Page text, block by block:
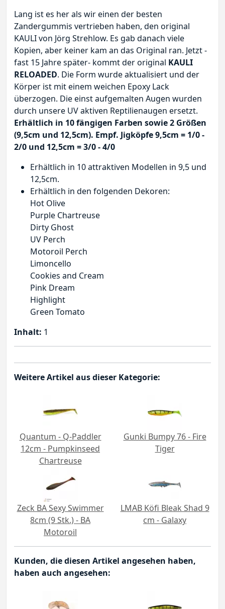
Lang ist es her als wir einen der besten
Zandergummis vertrieben haben, den original
KAULI von Jörg Strehlow. Es gab danach viele
Kopien, aber keiner kam an das Original ran. Jetzt -
fast 15 Jahre später- kommt der original KAULI
RELOADED. Die Form wurde aktualisiert und der
Körper ist mit einem weichen Epoxy Lack
überzogen. Die einst aufgemalten Augen wurden
durch unsere UV aktiven Reptilienaugen ersetzt.
Erhältlich in 10 fängigen Farben sowie 2 Größen
(9,5cm und 12,5cm). Empf. Jigköpfe 9,5cm = 1/0 -
2/0 und 12,5cm = 3/0 - 4/0
Erhältlich in 10 attraktiven Modellen in 9,5 und
12,5cm.
Erhältlich in den folgenden Dekoren:
Hot Olive
Purple Chartreuse
Dirty Ghost
UV Perch
Motoroil Perch
Limoncello
Cookies and Cream
Pink Dream
Highlight
Green Tomato
Inhalt: 1
Weitere Artikel aus dieser Kategorie:
Quantum - Q-Paddler
12cm - Pumpkinseed
Chartreuse
Gunki Bumpy 76 - Fire
Tiger
Zeck BA Sexy Swimmer
8cm (9 Stk.) - BA
Motoroil
LMAB Köfi Bleak Shad 9
cm - Galaxy
Kunden, die diesen Artikel angesehen haben,
haben auch angesehen: